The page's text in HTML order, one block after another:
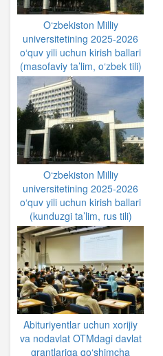
O‘zbekiston Milliy
universitetining 2025-2026
o‘quv yili uchun kirish ballari
(masofaviy ta’lim, o‘zbek tili)
O‘zbekiston Milliy
universitetining 2025-2026
o‘quv yili uchun kirish ballari
(kunduzgi ta’lim, rus tili)
Abituriyentlar uchun xorijiy
va nodavlat OTMdagi davlat
grantlariga qo‘shimcha